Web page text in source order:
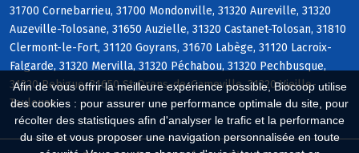
Afin de vous offrir la meilleure expérience possible, Biocoop utilise
des cookies : pour assurer une performance optimale du site, pour
récolter des statistiques afin d'analyser le trafic et la performance
du site et vous proposer une navigation personnalisée en toute
31700 Cornebarrieu, 31700 Mondonville, 31320 Aureville, 31320
Auzeville-Tolosane, 31650 Auzielle, 31320 Castanet-Tolosan, 31810
Clermont-le-Fort, 31120 Goyrans, 31670 Labège, 31120 Lacroix-
Falgarde, 31320 Mervilla, 31320 Péchabou, 31320 Pechbusque,
31320 Rebigue, 31650 St-Orens-de-Gameville, 31320 Vieille-
Toulouse